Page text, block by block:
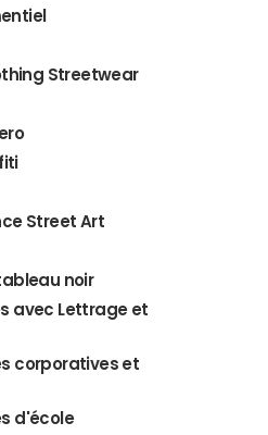
Streetwear
Street Art
noir
avec Lettrage et
corporatives et
d'école